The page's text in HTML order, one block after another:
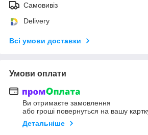
Самовивіз
Delivery
Всі умови доставки
Умови оплати
Ви отримаєте замовлення
або гроші повернуться на вашу
Детальніше